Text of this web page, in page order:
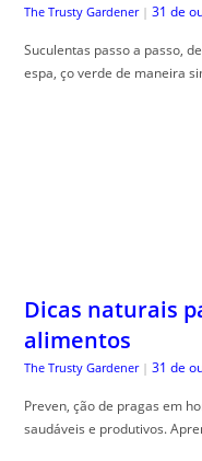
The Trusty Gardener | 31 de
Suculentas passo a passo,
espa, ço verde de maneira
Dicas naturais
alimentos
The Trusty Gardener | 31 de
Preven, ção de pragas em
saudáveis e produtivos.